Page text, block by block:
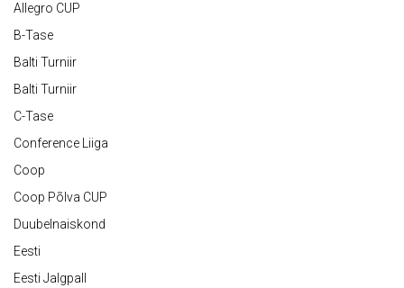
Allegro CUP
B-Tase
Balti Turniir
Balti Turniir
C-Tase
Conference Liiga
Coop
Coop Põlva CUP
Duubelnaiskond
Eesti
Eesti Jalgpall